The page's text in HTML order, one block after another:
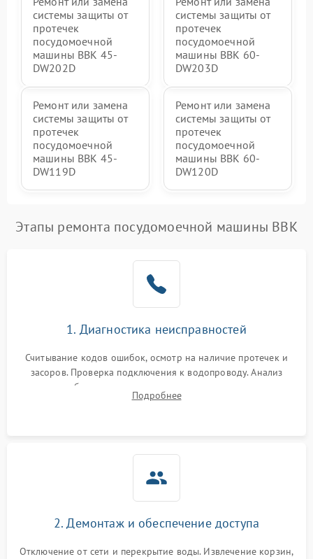
системы защиты от
протечек
посудомоечной
машины BBK 45-
DW202D
системы защиты от
протечек
посудомоечной
машины BBK 60-
DW203D
Ремонт или замена
системы защиты от
протечек
посудомоечной
машины BBK 45-
DW119D
Ремонт или замена
системы защиты от
протечек
посудомоечной
машины BBK 60-
DW120D
Этапы ремонта посудомоечной машины BBK
1. Диагностика неисправностей
Считывание кодов ошибок, осмотр на наличие протечек и
засоров. Проверка подключения к водопроводу. Анализ
жалоб на отсутствие слива, нагрева, вращения
разбрызгивателей или срабатывание системы защиты
Подробнее
2. Демонтаж и обеспечение доступа
Отключение от сети и перекрытие воды. Извлечение корзин,